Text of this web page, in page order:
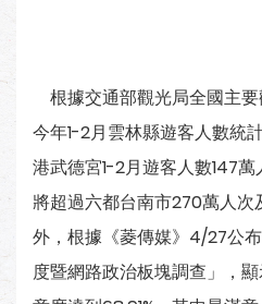
根據交通部觀光局全國主要
今年1-2月雲林縣遊客人數統
港武德宮1-2月遊客人數147
將超過六都台南市270萬人次
外，根據《菱傳媒》4/27公
度暨網路政治板塊調查」，